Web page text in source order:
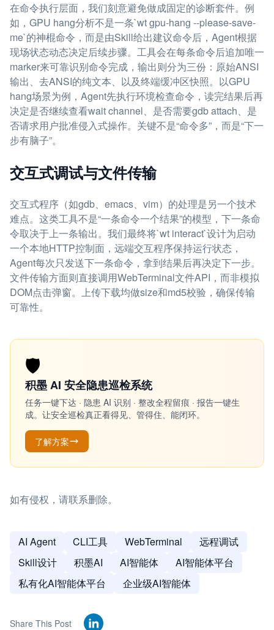
在命令执行层面，我们刻意避免做成固定的诊断套件。例
如，GPU hang分析不是一条`wt gpu-hang --please-save-
me`的神棍命令，而是由Skill给出建议命令后，Agent根据
现场状态动态决定后续步骤。工具会在每条命令后追加唯一
marker来可靠识别命令完成，输出则分为三份：原始ANSI
输出、去ANSI的纯文本、以及终端缓冲区快照。以GPU
hang场景为例，Agent先执行环境检查命令，读完结果后再
决定是否继续查看wait channel、是否需要gdb attach、是
否请求用户批准侵入式操作。关键不是“命令多”，而是“下一
步有脑子”。
交互式调试与文件传输
交互式程序（如gdb、emacs、vim）的处理是另一个技术
难点。这类工具不是“一条命令一个结果”的模型，下一条命
令取决于上一条输出。我们最终将`wt interact`设计为启动
一个本地HTTP控制面，远端交互程序保持运行状态，
Agent每次只发送下一条命令，拿到结果后再决定下一步。
文件传输方面则直接调用WebTerminal文件API，而非模拟
DOM点击弹窗。上传下载均做size和md5校验，确保传输
可靠性。
🛡️
积墨 AI 安全隐患巡检系统
任务一键下达 · 隐患 AI 识别 · 整改全程留痕 · 报告一键生
成。让安全巡检真正看得见、管得住、能闭环。
了解方案
如有侵权，请联系删除。
AI Agent CLI工具 WebTerminal
远程调试
Skill设计
积墨AI AI智能体
AI智能体平台
私有化AI智能体平台
企业级AI智能体
Share This Post